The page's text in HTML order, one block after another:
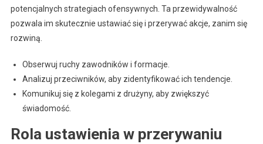
potencjalnych strategiach ofensywnych. Ta przewidywalność
pozwala im skutecznie ustawiać się i przerywać akcje, zanim się
rozwiną.
Obserwuj ruchy zawodników i formacje.
Analizuj przeciwników, aby zidentyfikować ich tendencje.
Komunikuj się z kolegami z drużyny, aby zwiększyć
świadomość.
Rola ustawienia w przerywaniu